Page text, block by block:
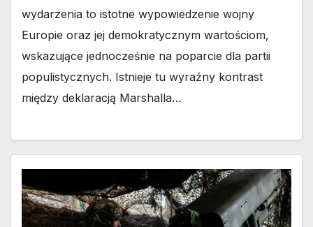
wydarzenia to istotne wypowiedzenie wojny
Europie oraz jej demokratycznym wartościom,
wskazujące jednocześnie na poparcie dla partii
populistycznych. Istnieje tu wyraźny kontrast
między deklaracją Marshalla…